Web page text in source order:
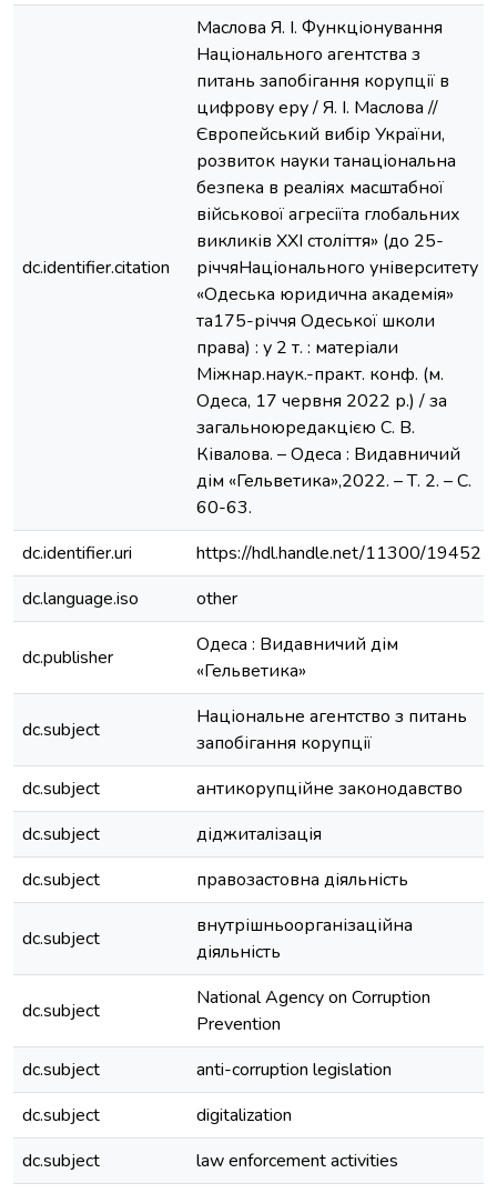
dc.identifier.citation
Маслова Я. І. Функціонування
Національного агентства з
питань запобігання корупції в
цифрову еру / Я. І. Маслова //
Європейський вибір України,
розвиток науки танаціональна
безпека в реаліях масштабної
військової агресіїта глобальних
викликів ХХІ століття» (до 25-
річчяНаціонального університету
«Одеська юридична академія»
та175-річчя Одеської школи
права) : у 2 т. : матеріали
Міжнар.наук.-практ. конф. (м.
Одеса, 17 червня 2022 р.) / за
загальноюредакцією С. В.
Ківалова. – Одеса : Видавничий
дім «Гельветика»,2022. – Т. 2. – С.
60-63.
dc.identifier.uri
https://hdl.handle.net/11300/19452
dc.language.iso
other
dc.publisher
Одеса : Видавничий дім
«Гельветика»
dc.subject
Національне агентство з питань
запобігання корупції
dc.subject
антикорупційне законодавство
dc.subject
діджиталізація
dc.subject
правозастовна діяльність
dc.subject
внутрішньоорганізаційна
діяльність
dc.subject
National Agency on Corruption
Prevention
dc.subject
anti-corruption legislation
dc.subject
digitalization
dc.subject
law enforcement activities